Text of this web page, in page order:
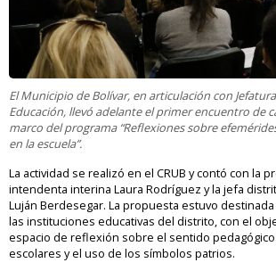
El Municipio de Bolívar, en articulación con
Educación, llevó adelante el primer encuentro de
marco del programa “Reflexiones sobre
en la escuela”.
La actividad se realizó en el CRUB y contó con la
intendenta interina Laura Rodríguez y la jefa
Luján Berdesegar. La propuesta estuvo
las instituciones educativas del distrito, con el
espacio de reflexión sobre el sentido
escolares y el uso de los símbolos patrios.